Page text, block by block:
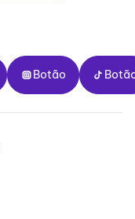
Botão
Botão Botão